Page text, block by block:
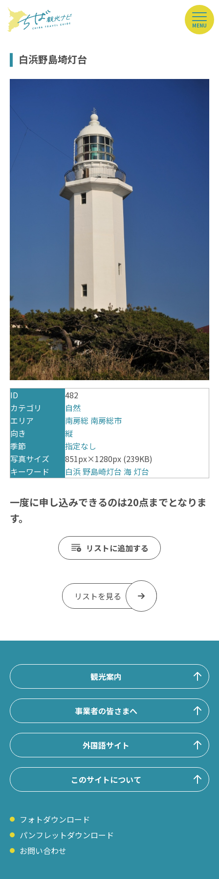
MENU
白浜野島埼灯台
ID
482
カテゴリ
自然
エリア
南房総 南房総市
向き
縦
季節
指定なし
写真サイズ
851px×1280px (239KB)
キーワード
白浜 野島崎灯台 海 灯台
一度に申し込みできるのは20点までとなりま
す。
リストに追加する
リストを見る
観光案内
事業者の皆さまへ
外国語サイト
このサイトについて
フォトダウンロード
パンフレットダウンロード
お問い合わせ